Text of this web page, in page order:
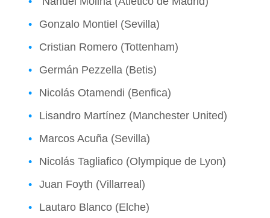
Gonzalo Montiel (Sevilla)
Cristian Romero (Tottenham)
Germán Pezzella (Betis)
Nicolás Otamendi (Benfica)
Lisandro Martínez (Manchester United)
Marcos Acuña (Sevilla)
Nicolás Tagliafico (Olympique de Lyon)
Juan Foyth (Villarreal)
Lautaro Blanco (Elche)